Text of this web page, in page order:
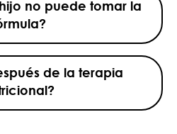
no puede tomar la
de la terapia